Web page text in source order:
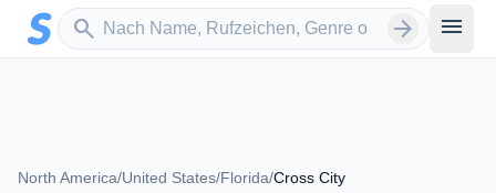
Zum Hauptinhalt springen
search
Sender suchen arrow_forward menu
North America/United States/Florida/Cross City